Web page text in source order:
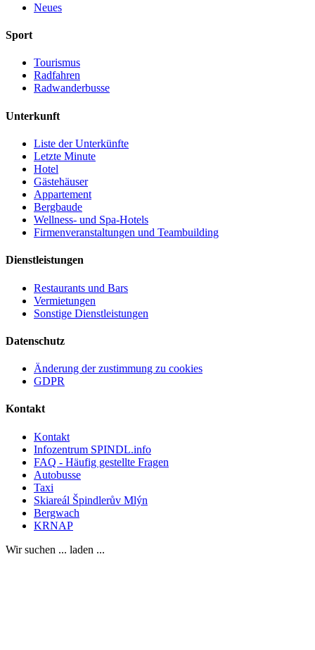
Neues
Sport
Tourismus
Radfahren
Radwanderbusse
Unterkunft
Liste der Unterkünfte
Letzte Minute
Hotel
Gästehäuser
Appartement
Bergbaude
Wellness- und Spa-Hotels
Firmenveranstaltungen und Teambuilding
Dienstleistungen
Restaurants und Bars
Vermietungen
Sonstige Dienstleistungen
Datenschutz
Änderung der zustimmung zu cookies
GDPR
Kontakt
Kontakt
Infozentrum SPINDL.info
FAQ - Häufig gestellte Fragen
Autobusse
Taxi
Skiareál Špindlerův Mlýn
Bergwach
KRNAP
Wir suchen ... laden ...